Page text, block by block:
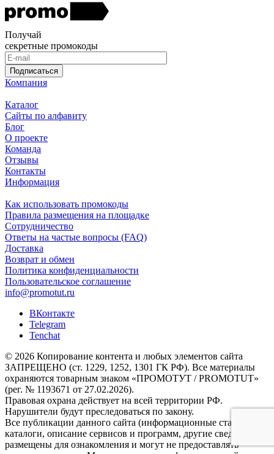
Получай
секретные промокоды
Подписаться
Компания
Каталог
Сайты по алфавиту
Блог
О проекте
Команда
Отзывы
Контакты
Информация
Как использовать промокоды
Правила размещения на площадке
Сотрудничество
Ответы на частые вопросы (FAQ)
Доставка
Возврат и обмен
Политика конфиденциальности
Пользовательское соглашение
info@promotut.ru
ВКонтакте
Telegram
Tenchat
© 2026 Копирование контента и любых элементов сайта
ЗАПРЕЩЕНО (ст. 1229, 1252, 1301 ГК РФ). Все материалы
охраняются товарным знаком «ПРОМОТУТ / PROMOTUT»
(рег. № 1193671 от 27.02.2026).
Правовая охрана действует на всей территории РФ.
Нарушители будут преследоваться по закону.
Все публикации данного сайта (информационные статьи,
каталоги, описание сервисов и программ, другие сведения)
размещены для ознакомления и могут не предоставлять